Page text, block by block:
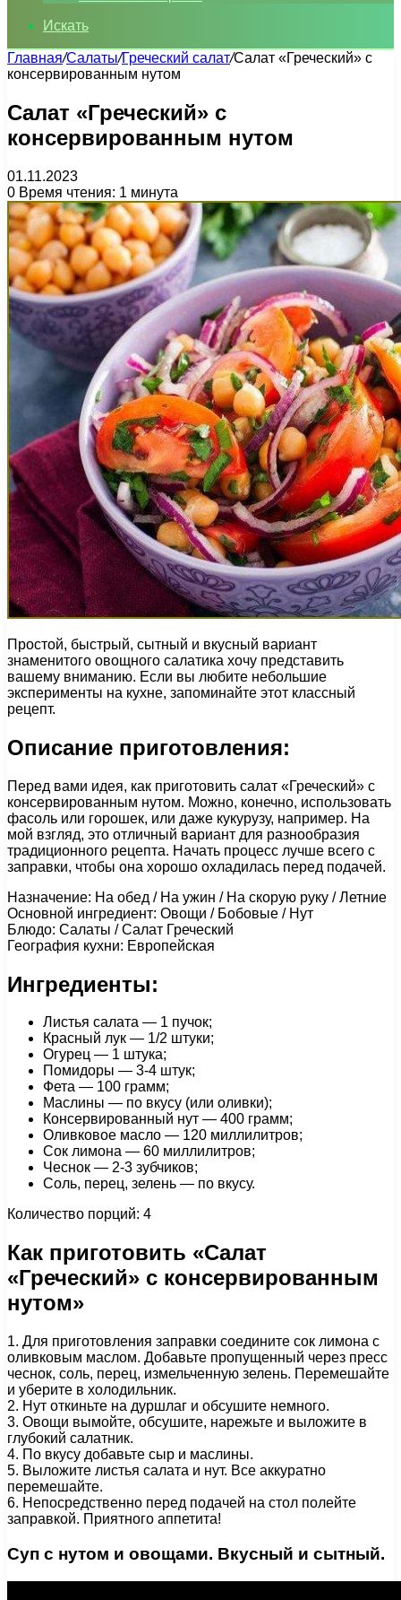
Искать
Главная/Салаты/Греческий салат/Салат «Греческий» с
консервированным нутом
Салат «Греческий» с
консервированным нутом
01.11.2023
0 Время чтения: 1 минута
Простой, быстрый, сытный и вкусный вариант
знаменитого овощного салатика хочу представить
вашему вниманию. Если вы любите небольшие
эксперименты на кухне, запоминайте этот классный
рецепт.
Описание приготовления:
Перед вами идея, как приготовить салат «Греческий» с
консервированным нутом. Можно, конечно, использовать
фасоль или горошек, или даже кукурузу, например. На
мой взгляд, это отличный вариант для разнообразия
традиционного рецепта. Начать процесс лучше всего с
заправки, чтобы она хорошо охладилась перед подачей.
Назначение: На обед / На ужин / На скорую руку / Летние
Основной ингредиент: Овощи / Бобовые / Нут
Блюдо: Салаты / Салат Греческий
География кухни: Европейская
Ингредиенты:
Листья салата — 1 пучок;
Красный лук — 1/2 штуки;
Огурец — 1 штука;
Помидоры — 3-4 штук;
Фета — 100 грамм;
Маслины — по вкусу (или оливки);
Консервированный нут — 400 грамм;
Оливковое масло — 120 миллилитров;
Сок лимона — 60 миллилитров;
Чеснок — 2-3 зубчиков;
Соль, перец, зелень — по вкусу.
Количество порций: 4
Как приготовить «Салат
«Греческий» с консервированным
нутом»
1. Для приготовления заправки соедините сок лимона с
оливковым маслом. Добавьте пропущенный через пресс
чеснок, соль, перец, измельченную зелень. Перемешайте
и уберите в холодильник.
2. Нут откиньте на дуршлаг и обсушите немного.
3. Овощи вымойте, обсушите, нарежьте и выложите в
глубокий салатник.
4. По вкусу добавьте сыр и маслины.
5. Выложите листья салата и нут. Все аккуратно
перемешайте.
6. Непосредственно перед подачей на стол полейте
заправкой. Приятного аппетита!
Суп с нутом и овощами. Вкусный и сытный.